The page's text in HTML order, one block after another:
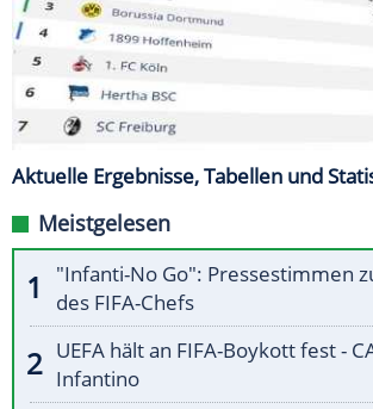
Aktuelle Ergebnisse, Tabellen und
Meistgelesen
"Infanti-No Go": Pressestimmen
des FIFA-Chefs
UEFA hält an FIFA-Boykott fest -
Infantino